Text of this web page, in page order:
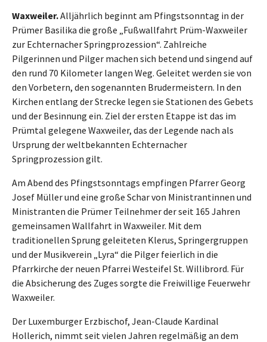
Waxweiler.Alljährlich beginnt am Pfingstsonntag in der
Prümer Basilika die große „Fußwallfahrt Prüm-Waxweiler
zur Echternacher Springprozession“. Zahlreiche
Pilgerinnen und Pilger machen sich betend und singend auf
den rund 70 Kilometer langen Weg. Geleitet werden sie von
den Vorbetern, den sogenannten Brudermeistern. In den
Kirchen entlang der Strecke legen sie Stationen des Gebets
und der Besinnung ein. Ziel der ersten Etappe ist das im
Prümtal gelegene Waxweiler, das der Legende nach als
Ursprung der weltbekannten Echternacher
Springprozession gilt.
Am Abend des Pfingstsonntags empfingen Pfarrer Georg
Josef Müller und eine große Schar von Ministrantinnen und
Ministranten die Prümer Teilnehmer der seit 165 Jahren
gemeinsamen Wallfahrt in Waxweiler. Mit dem
traditionellen Sprung geleiteten Klerus, Springergruppen
und der Musikverein „Lyra“ die Pilger feierlich in die
Pfarrkirche der neuen Pfarrei Westeifel St. Willibrord. Für
die Absicherung des Zuges sorgte die Freiwillige Feuerwehr
Waxweiler.
Der Luxemburger Erzbischof, Jean-Claude Kardinal
Hollerich, nimmt seit vielen Jahren regelmäßig an dem